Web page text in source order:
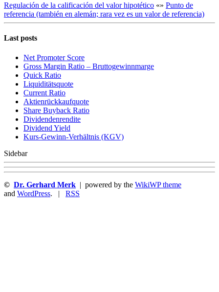
Regulación de la calificación del valor hipotético «» Punto de
referencia (también en alemán; rara vez es un valor de referencia)
Last posts
Net Promoter Score
Gro ss Margin Ratio – Bruttogewinnmarge
Quic k Ratio
Liquiditätsquote
Current Ratio
Aktienrückkaufquote
Sha re Buyback Ratio
Dividendenrendite
Dividend Yield
Kurs-Gewinn-Verhältnis (KGV)
Sidebar
© Dr. Gerhard Merk | powered by the WikiWP theme
and WordPress. | RSS